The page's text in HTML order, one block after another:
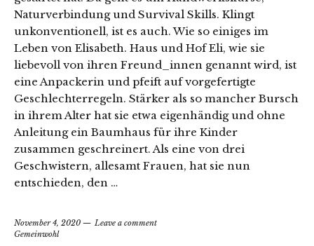
Naturverbindung und Survival Skills. Klingt
unkonventionell, ist es auch. Wie so einiges im
Leben von Elisabeth. Haus und Hof Eli, wie sie
liebevoll von ihren Freund_innen genannt wird, ist
eine Anpackerin und pfeift auf vorgefertigte
Geschlechterregeln. Stärker als so mancher Bursch
in ihrem Alter hat sie etwa eigenhändig und ohne
Anleitung ein Baumhaus für ihre Kinder
zusammen geschreinert. Als eine von drei
Geschwistern, allesamt Frauen, hat sie nun
entschieden, den …
November 4, 2020
Leave a comment
Gemeinwohl